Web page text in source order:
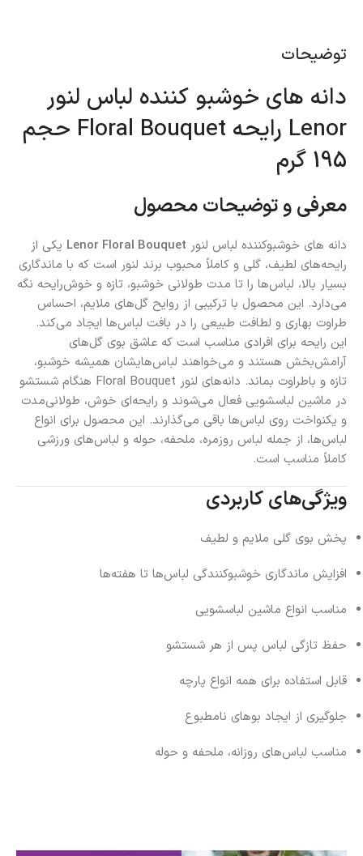
توضیحات
دانه های خوشبو کننده لباس لنور
Lenor رایحه Floral Bouquet حجم
195 گرم
معرفی و توضیحات محصول
دانه‌ های خوشبوکننده لباس لنور Lenor Floral Bouquet یکی از
رایحه‌های لطیف، گلی و کاملاً محبوب برند لنور است که با ماندگاری
بسیار بالا، لباس‌ها را تا مدت طولانی خوشبو، تازه و خوش‌رایحه نگه
می‌دارد. این محصول با ترکیبی از روایح گل‌های ملایم، احساس
طراوت بهاری و لطافت طبیعی را در بافت لباس‌ها ایجاد می‌کند.
این رایحه برای افرادی مناسب است که عاشق بوی گل‌های
آرامش‌بخش هستند و می‌خواهند لباس‌هایشان همیشه خوشبو،
تازه و باطراوت بماند. دانه‌های لنور Floral Bouquet هنگام شستشو
در ماشین لباسشویی فعال می‌شوند و رایحه‌ای خوش، طولانی‌مدت
و یکنواخت روی لباس‌ها باقی می‌گذارند. این محصول برای انواع
لباس‌ها، از جمله لباس روزمره، ملحفه، حوله و لباس‌های ورزشی
کاملاً مناسب است.
ویژگی‌های کاربردی
پخش بوی گلی ملایم و لطیف
افزایش ماندگاری خوشبوکنندگی لباس‌ها تا هفته‌ها
مناسب انواع ماشین لباسشویی
حفظ تازگی لباس پس از هر شستشو
قابل استفاده برای همه انواع پارچه
جلوگیری از ایجاد بوهای نامطبوع
مناسب لباس‌های روزانه، ملحفه و حوله